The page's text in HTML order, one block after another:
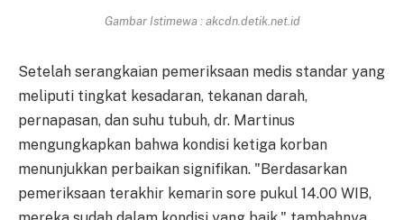
Gambar Istimewa : akcdn.detik.net.id
Setelah serangkaian pemeriksaan medis standar yang
meliputi tingkat kesadaran, tekanan darah,
pernapasan, dan suhu tubuh, dr. Martinus
mengungkapkan bahwa kondisi ketiga korban
menunjukkan perbaikan signifikan. "Berdasarkan
pemeriksaan terakhir kemarin sore pukul 14.00 WIB,